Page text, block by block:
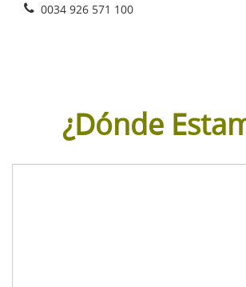
0034 926 571 100
¿Dónde